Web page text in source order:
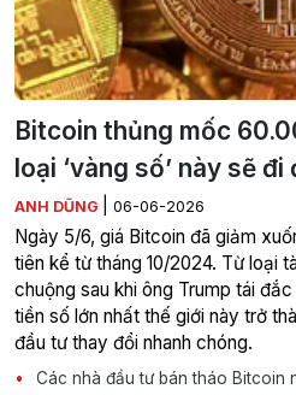
Bitcoin thủng mốc
loại ‘vàng số’ này sẽ đi
ANH DŨNG 06-06-2026
Ngày 5/6, giá Bitcoin đã giảm
tiên kể từ tháng 10/2024. Từ loại
chuộng sau khi ông Trump tái
tiền số lớn nhất thế giới này trở
đầu tư thay đổi nhanh chóng.
Các nhà đầu tư bán tháo Bitcoin